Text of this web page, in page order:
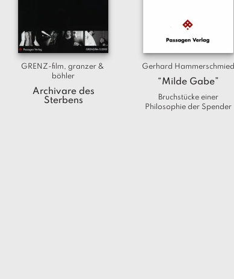
GRENZ-film, granzer &
böhler
Archivare des
Sterbens
Gerhard Hammerschmied
“Milde Gabe”
Bruchstücke einer
Philosophie der Spender